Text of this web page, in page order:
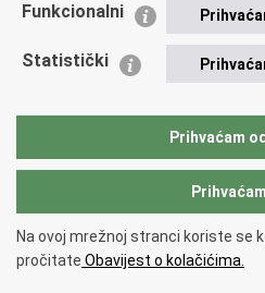
Policijska akademija
Zaklada policijske solidarnosti
Vučetić"
Copyright © 2026 Policijska uprava
pristupačnosti.
Funkcionalni
Statistički
Prihvaćam
Na ovoj mrežnoj stranci koriste se
pročitate Obavijest o kolačićima.